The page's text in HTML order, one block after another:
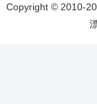
Copyright © 2010-